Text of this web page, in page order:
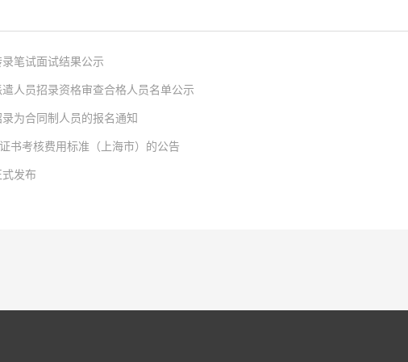
笔试面试结果公示
重点实验室2025年人才引进笔试和面试，经集体决策审议，现公布本次笔试和面试结果，详
相关证明材料，联系电话：0371-67283568。序号考生姓名笔试成绩（70%）面试成绩（
人员招录资格审查合格人员名单公示
合同制人员的报名通知》有关要求，经国家重点实验室劳务派遣人员招录引进工作资格审
为合同制人员的报名通知
书考核费用标准（上海市）的公告
发布